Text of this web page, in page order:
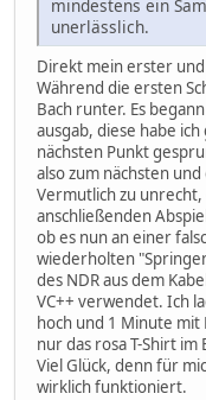
mindestens ein
unerlässlich.
Direkt mein erster
Während die ersten
Bach runter. Es
ausgab, diese habe
nächsten Punkt
also zum nächsten
Vermutlich zu
anschließenden
ob es nun an einer
wiederholten
des NDR aus dem
VC++ verwendet. Ich
hoch und 1 Minute
nur das rosa T-Shirt im
Viel Glück, denn für
wirklich funktioniert.